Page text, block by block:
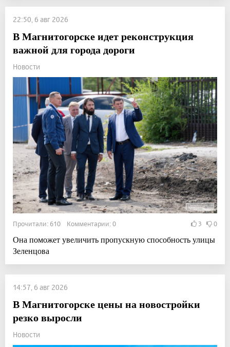
22:50, 6 авг 2026
В Магнитогорске идет реконструкция
важной для города дороги
Новости
Прочитали: 610 Комментарии: 0 3 0
Она поможет увеличить пропускную способность улицы
Зеленцова
14:57, 6 авг 2026
В Магнитогорске цены на новостройки
резко выросли
Новости